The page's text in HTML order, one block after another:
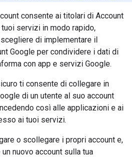
consente ai titolari di Account
servizi in modo rapido,
di implementare il
Google per condividere i dati di
con app e servizi Google.
ti consente di collegare in
di un utente al suo account
così alle applicazioni e ai
ai tuoi servizi.
o scollegare i propri account e,
nuovo account sulla tua